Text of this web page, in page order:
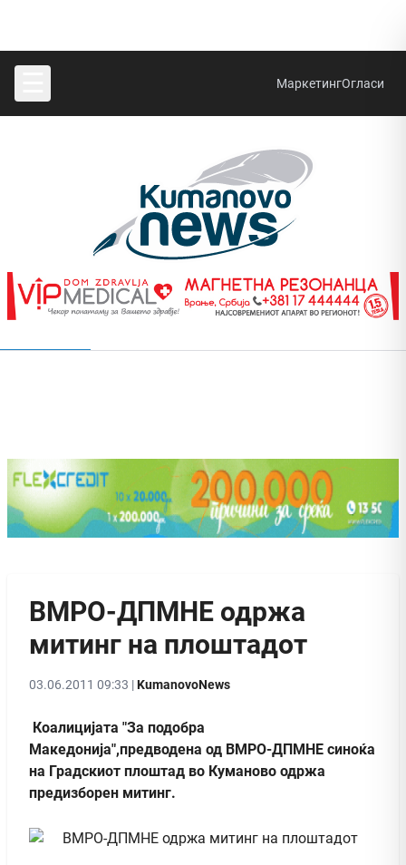
МаркетингОгласи
ВМРО-ДПМНЕ одржа
митинг на плоштадот
03.06.2011 09:33 |KumanovoNews
Коалицијата "За подобра
Македонија",предводена од ВМРО-ДПМНЕ синоќа
на Градскиот плоштад во Куманово одржа
предизборен митинг.